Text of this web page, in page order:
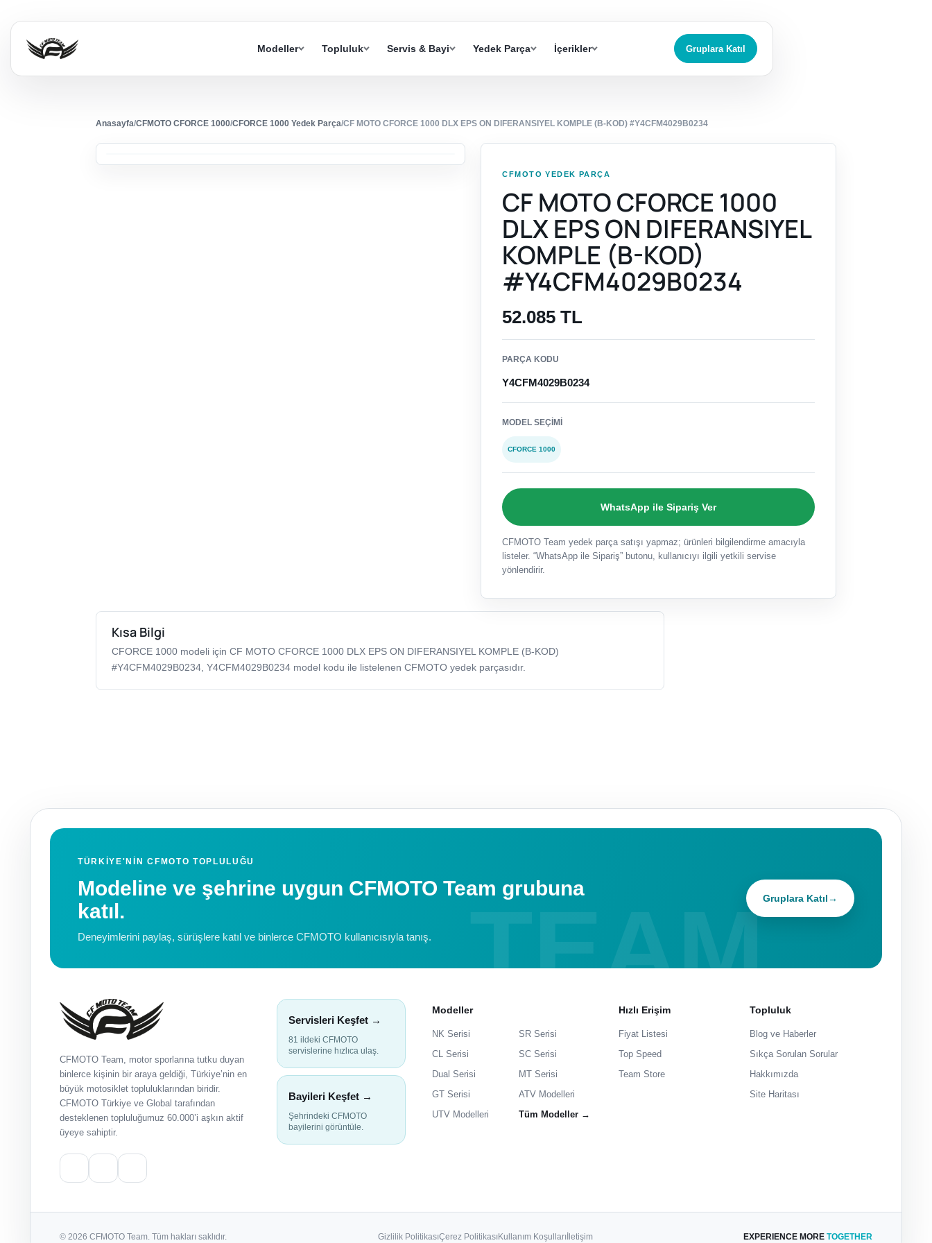
Modeller Topluluk Servis & Bayi Yedek Parça İçerikler Gruplara Katıl
Anasayfa/CFMOTO CFORCE 1000/CFORCE 1000 Yedek Parça/CF MOTO CFORCE 1000 DLX EPS ON DIFERANSIYEL KOMPLE (B-KOD) #Y4CFM4029B0234
CFMOTO YEDEK PARÇA
CF MOTO CFORCE 1000
DLX EPS ON DIFERANSIYEL
KOMPLE (B-KOD)
#Y4CFM4029B0234
52.085 TL
PARÇA KODU
Y4CFM4029B0234
MODEL SEÇIMI
CFORCE 1000
WhatsApp ile Sipariş Ver
CFMOTO Team yedek parça satışı yapmaz; ürünleri bilgilendirme amacıyla
listeler. “WhatsApp ile Sipariş” butonu, kullanıcıyı ilgili yetkili servise
yönlendirir.
Kısa Bilgi
CFORCE 1000 modeli için CF MOTO CFORCE 1000 DLX EPS ON DIFERANSIYEL KOMPLE (B-KOD)
#Y4CFM4029B0234, Y4CFM4029B0234 model kodu ile listelenen CFMOTO yedek parçasıdır.
TÜRKIYE'NIN CFMOTO TOPLULUĞU
Modeline ve şehrine uygun CFMOTO Team grubuna
katıl.
Deneyimlerini paylaş, sürüşlere katıl ve binlerce CFMOTO kullanıcısıyla tanış.
Gruplara Katıl→
CFMOTO Team, motor sporlarına tutku duyan
binlerce kişinin bir araya geldiği, Türkiye’nin en
büyük motosiklet topluluklarından biridir.
CFMOTO Türkiye ve Global tarafından
desteklenen topluluğumuz 60.000’i aşkın aktif
üyeye sahiptir.
Servisleri Keşfet →
81 ildeki CFMOTO
servislerine hızlıca ulaş.
Bayileri Keşfet →
Şehrindeki CFMOTO
bayilerini görüntüle.
Modeller
NK Serisi
SR Serisi
CL Serisi
SC Serisi
Dual Serisi
MT Serisi
GT Serisi
ATV Modelleri
UTV Modelleri
Tüm Modeller →
Hızlı Erişim
Fiyat Listesi
Top Speed
Team Store
Topluluk
Blog ve Haberler
Sıkça Sorulan Sorular
Hakkımızda
Site Haritası
© 2026 CFMOTO Team. Tüm hakları saklıdır. Gizlilik PolitikasıÇerez PolitikasıKullanım Koşullarıİletişim EXPERIENCE MORE TOGETHER